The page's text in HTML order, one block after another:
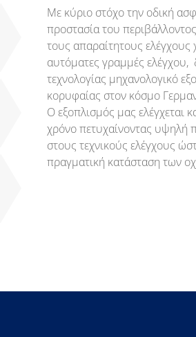
Με κύριο στόχο την οδική
προστασία του
τους απαραίτητους ελέγχους
αυτόματες γραμμές ελέγχου,
τεχνολογίας μηχανολογικό
κορυφαίας στον κόσμο
Ο εξοπλισμός μας ελέγχεται
χρόνο πετυχαίνοντας υψηλή
στους τεχνικούς ελέγχους
πραγματική κατάσταση των